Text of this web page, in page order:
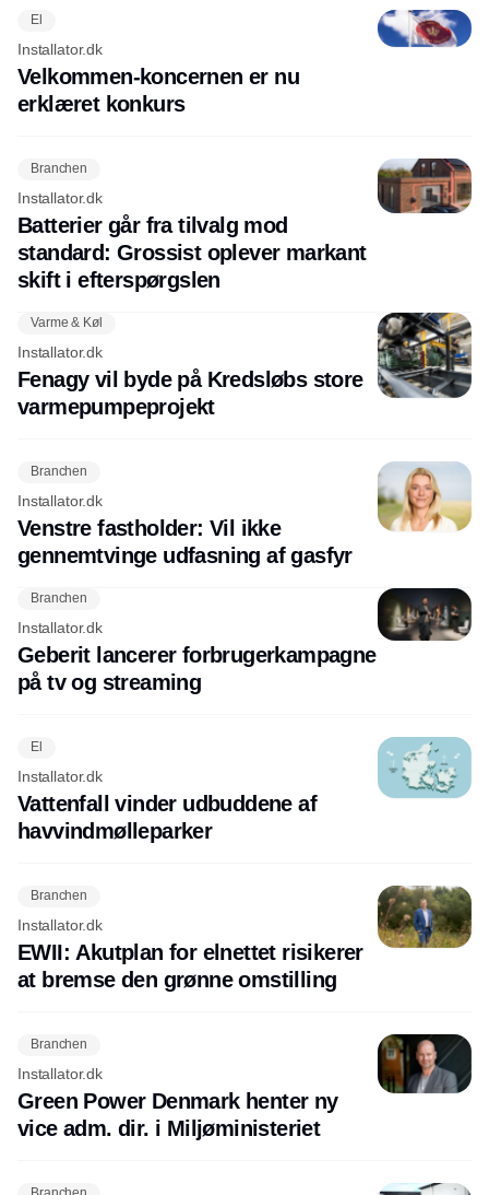
El
Installator.dk
Velkommen-koncernen er nu
erklæret konkurs
Branchen
Installator.dk
Batterier går fra tilvalg mod
standard: Grossist oplever markant
skift i efterspørgslen
Varme & Køl
Installator.dk
Fenagy vil byde på Kredsløbs store
varmepumpeprojekt
Branchen
Installator.dk
Venstre fastholder: Vil ikke
gennemtvinge udfasning af gasfyr
Branchen
Installator.dk
Geberit lancerer forbrugerkampagne
på tv og streaming
El
Installator.dk
Vattenfall vinder udbuddene af
havvindmølleparker
Branchen
Installator.dk
EWII: Akutplan for elnettet risikerer
at bremse den grønne omstilling
Branchen
Installator.dk
Green Power Denmark henter ny
vice adm. dir. i Miljøministeriet